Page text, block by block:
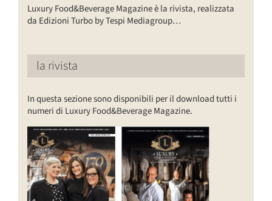
Luxury Food&Beverage Magazine è la rivista, realizzata
da Edizioni Turbo by Tespi Mediagroup…
la rivista
In questa sezione sono disponibili per il download tutti i
numeri di Luxury Food&Beverage Magazine.